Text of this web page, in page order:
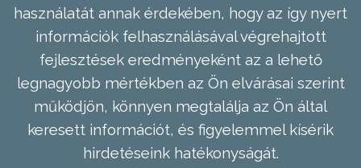
használatát annak érdekében, hogy az így nyert
információk felhasználásával végrehajtott
fejlesztések eredményeként az a lehető
legnagyobb mértékben az Ön elvárásai szerint
működjön, könnyen megtalálja az Ön által
keresett információt, és figyelemmel kísérik
hirdetéseink hatékonyságát.